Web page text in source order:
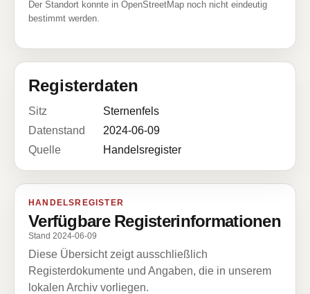
Der Standort konnte in OpenStreetMap noch nicht eindeutig
bestimmt werden.
Registerdaten
Sitz
Sternenfels
Datenstand
2024-06-09
Quelle
Handelsregister
HANDELSREGISTER
Verfügbare Registerinformationen
Stand 2024-06-09
Diese Übersicht zeigt ausschließlich
Registerdokumente und Angaben, die in unserem
lokalen Archiv vorliegen.